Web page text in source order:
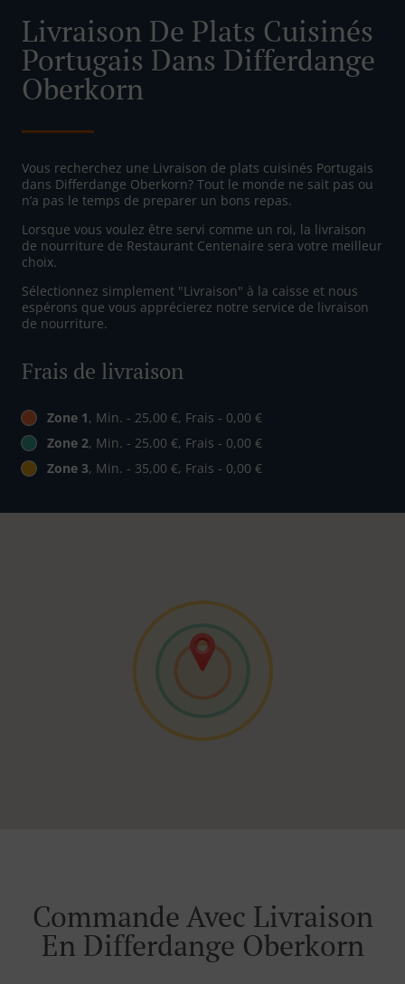
Livraison De Plats Cuisinés
Portugais Dans Differdange
Oberkorn
Vous recherchez une Livraison de plats cuisinés Portugais
dans Differdange Oberkorn? Tout le monde ne sait pas ou
n’a pas le temps de preparer un bons repas.
Lorsque vous voulez être servi comme un roi, la livraison
de nourriture de Restaurant Centenaire sera votre meilleur
choix.
Sélectionnez simplement "Livraison" à la caisse et nous
espérons que vous apprécierez notre service de livraison
de nourriture.
Frais de livraison
Zone 1, Min. - 25,00 €, Frais - 0,00 €
Zone 2, Min. - 25,00 €, Frais - 0,00 €
Zone 3, Min. - 35,00 €, Frais - 0,00 €
Commande Avec Livraison
En Differdange Oberkorn